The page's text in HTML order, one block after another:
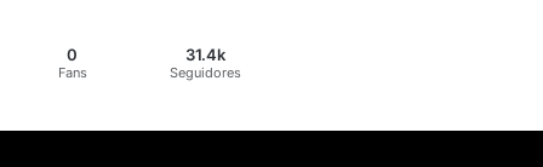
0
Fans
31.4k
Seguidores